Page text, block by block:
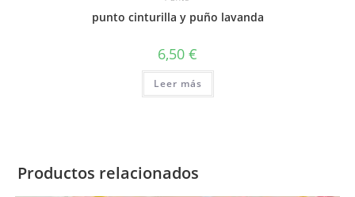
punto cinturilla y puño lavanda
6,50 €
Leer más
Productos relacionados